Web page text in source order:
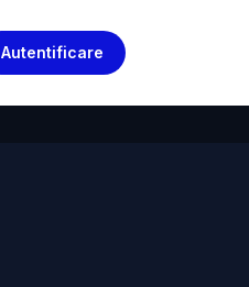
Autentificare